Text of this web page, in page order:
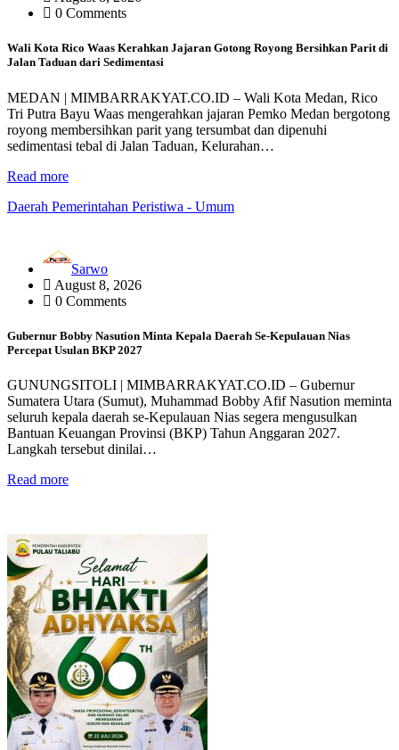
0 Comments
Wali Kota Rico Waas Kerahkan Jajaran Gotong Royong Bersihkan Parit di
Jalan Taduan dari Sedimentasi
MEDAN | MIMBARRAKYAT.CO.ID – Wali Kota Medan, Rico
Tri Putra Bayu Waas mengerahkan jajaran Pemko Medan bergotong
royong membersihkan parit yang tersumbat dan dipenuhi
sedimentasi tebal di Jalan Taduan, Kelurahan…
Read more
Daerah Pemerintahan Peristiwa - Umum
Sarwo
August 8, 2026
0 Comments
Gubernur Bobby Nasution Minta Kepala Daerah Se-Kepulauan Nias
Percepat Usulan BKP 2027
GUNUNGSITOLI | MIMBARRAKYAT.CO.ID – Gubernur
Sumatera Utara (Sumut), Muhammad Bobby Afif Nasution meminta
seluruh kepala daerah se-Kepulauan Nias segera mengusulkan
Bantuan Keuangan Provinsi (BKP) Tahun Anggaran 2027.
Langkah tersebut dinilai…
Read more